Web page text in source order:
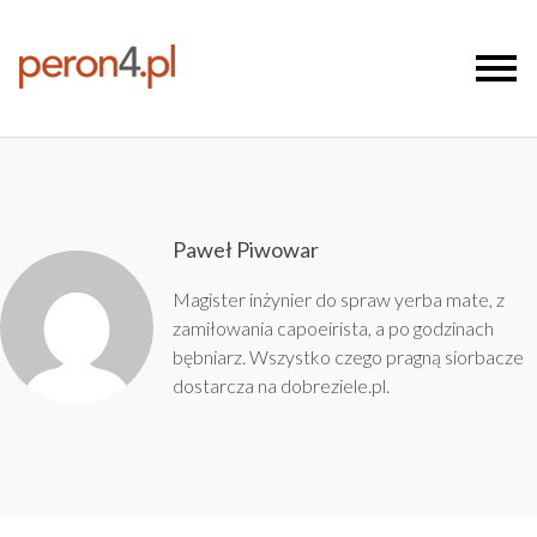
Paweł Piwowar
Magister inżynier do spraw yerba mate, z
zamiłowania capoeirista, a po godzinach
bębniarz. Wszystko czego pragną siorbacze
dostarcza na dobreziele.pl.